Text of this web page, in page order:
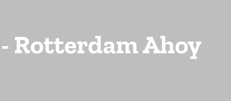
Rotterdam Ahoy